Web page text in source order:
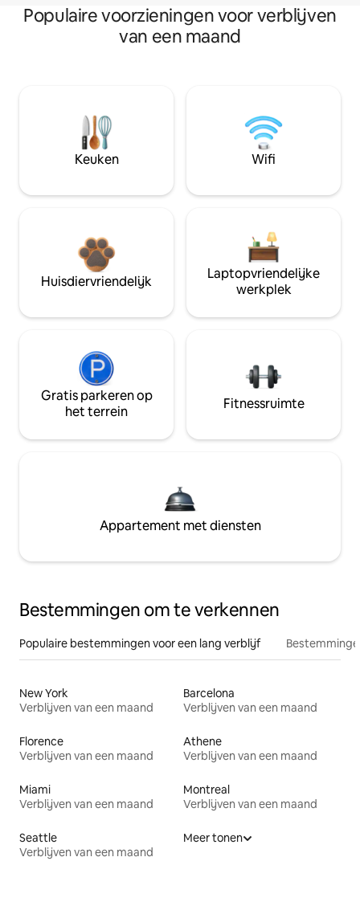
Populaire voorzieningen voor verblijven
van een maand
Keuken Wifi
Huisdiervriendelijk
Laptopvriendelijke
werkplek
Gratis parkeren op
het terrein
Fitnessruimte
Appartement met diensten
Bestemmingen om te verkennen
Populaire bestemmingen voor een lang verblijf
New York
Verblijven van een maand
Barcelona
Verblijven van een maand
Florence
Verblijven van een maand
Athene
Verblijven van een maand
Miami
Verblijven van een maand
Montreal
Verblijven van een maand
Seattle
Verblijven van een maand
Meer tonen